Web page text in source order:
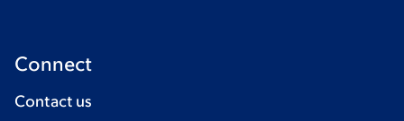
Connect
Contact us